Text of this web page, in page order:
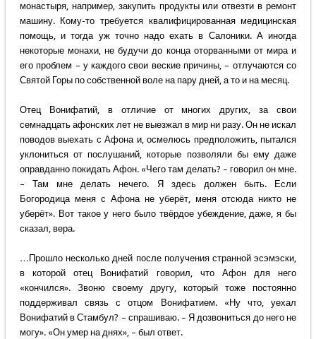
монастыря, например, закупить продукты или отвезти в ремонт
машину. Кому-то требуется квалифицированная медицинская
помощь, и тогда уж точно надо ехать в Салоники. А иногда
некоторые монахи, не будучи до конца оторванными от мира и
его проблем – у каждого свои веские причины, – отлучаются со
Святой Горы по собственной воле на пару дней, а то и на месяц.
Отец Вонифатий, в отличие от многих других, за свои
семнадцать афонских лет не выезжал в мир ни разу. Он не искал
поводов выехать с Афона и, осмелюсь предположить, пытался
уклониться от послушаний, которые позволяли бы ему даже
оправданно покидать Афон. «Чего там делать? – говорил он мне.
– Там мне делать нечего. Я здесь должен быть. Если
Богородица меня с Афона не уберёт, меня отсюда никто не
уберёт». Вот такое у него было твёрдое убеждение, даже, я бы
сказал, вера.
…Прошло несколько дней после получения странной эсэмэски,
в которой отец Вонифатий говорил, что Афон для него
«кончился». Звоню своему другу, который тоже постоянно
поддерживал связь с отцом Вонифатием. «Ну что, уехал
Вонифатий в Стамбул? – спрашиваю. – Я дозвониться до него не
могу». «Он умер на днях», – был ответ.